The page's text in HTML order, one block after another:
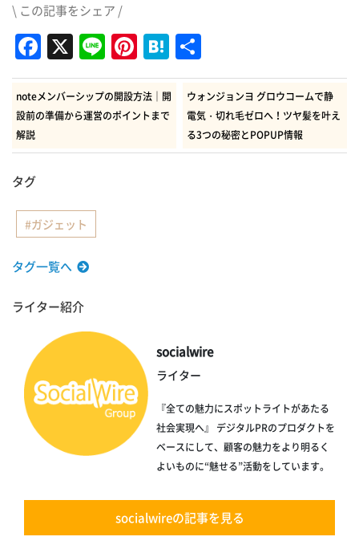
\ この記事をシェア /
Facebook
X LinePinterest
Hatena
有
noteメンバーシップの開設方法｜開
設前の準備から運営のポイントまで
解説
ウォンジョンヨ グロウコームで静
電気・切れ毛ゼロへ！ツヤ髪を叶え
る3つの秘密とPOPUP情報
タグ
ガジェット
タグ一覧へ
ライター紹介
socialwire
ライター
『全ての魅力にスポットライトがあたる
社会実現へ』 デジタルPRのプロダクトを
ベースにして、顧客の魅力をより明るく
よいものに“魅せる”活動をしています。
socialwireの記事を見る